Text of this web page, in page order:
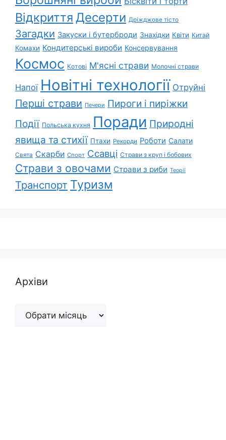
Відкриття Десерти Дріжджове тісто
Загадки Закуски і бутерброди Знахідки Квіти Китай
Комахи Кондитерські вироби Консервування
Космос Котові М'ясні страви Молочні страви
Напої Новітні технології Отруйні
Перші страви Печери Пироги і пиріжки
Події Польська кухня Поради Природні
явища та стихії Птахи Рекорди Роботи Салати
Свята Скарби Спорт Ссавці Страви з круп і бобових
Страви з овочами Страви з риби Теорії
Транспорт Туризм
Архіви
Архіви